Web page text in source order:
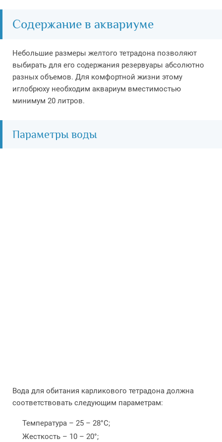
Содержание в аквариуме
Небольшие размеры желтого тетрадона позволяют
выбирать для его содержания резервуары абсолютно
разных объемов. Для комфортной жизни этому
иглобрюху необходим аквариум вместимостью
минимум 20 литров.
Параметры воды
Вода для обитания карликового тетрадона должна
соответствовать следующим параметрам:
Температура – 25 – 28°С;
Жесткость – 10 – 20°;